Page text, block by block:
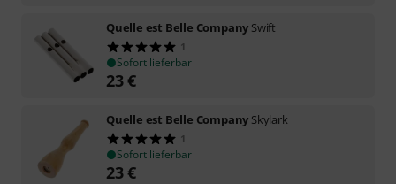
Quelle est Belle Company Swift
1
Sofort lieferbar
23€
Quelle est Belle Company Skylark
1
Sofort lieferbar
23€